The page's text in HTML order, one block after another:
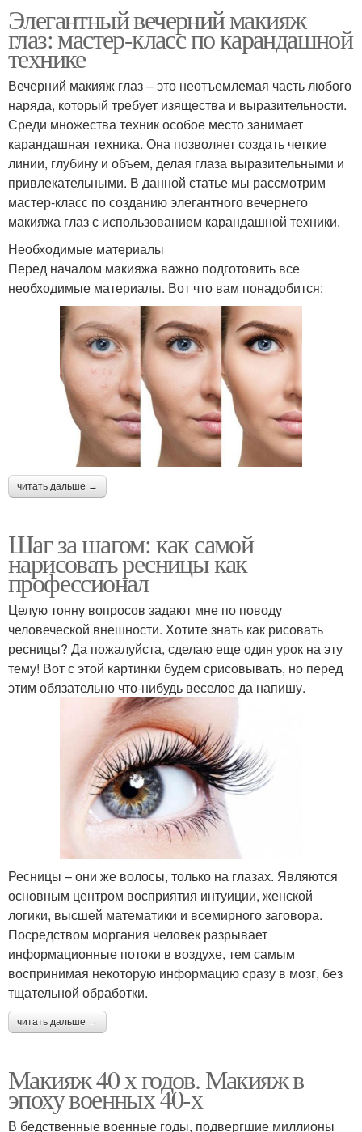
Элегантный вечерний макияж
глаз: мастер-класс по карандашной
технике
Вечерний макияж глаз – это неотъемлемая часть любого
наряда, который требует изящества и выразительности.
Среди множества техник особое место занимает
карандашная техника. Она позволяет создать четкие
линии, глубину и объем, делая глаза выразительными и
привлекательными. В данной статье мы рассмотрим
мастер-класс по созданию элегантного вечернего
макияжа глаз с использованием карандашной техники.
Необходимые материалы
Перед началом макияжа важно подготовить все
необходимые материалы. Вот что вам понадобится:
читать дальше →
Шаг за шагом: как самой
нарисовать ресницы как
профессионал
Целую тонну вопросов задают мне по поводу
человеческой внешности. Хотите знать как рисовать
ресницы? Да пожалуйста, сделаю еще один урок на эту
тему! Вот с этой картинки будем срисовывать, но перед
этим обязательно что-нибудь веселое да напишу.
Ресницы – они же волосы, только на глазах. Являются
основным центром восприятия интуиции, женской
логики, высшей математики и всемирного заговора.
Посредством моргания человек разрывает
информационные потоки в воздухе, тем самым
воспринимая некоторую информацию сразу в мозг, без
тщательной обработки.
читать дальше →
Макияж 40 х годов. Макияж в
эпоху военных 40-х
В бедственные военные годы, подвергшие миллионы